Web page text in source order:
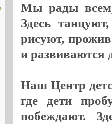
Мы рады всем,
Здесь
рисуют,
и развиваются
Наш Центр
где дети
побеждают.